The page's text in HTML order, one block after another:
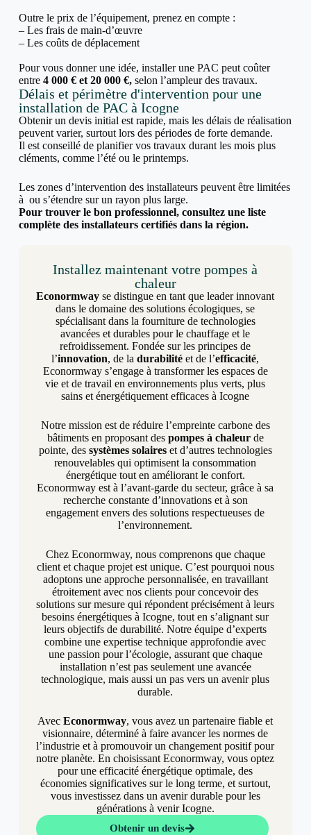
Outre le prix de l’équipement, prenez en compte :
– Les frais de main-d’œuvre
– Les coûts de déplacement
Pour vous donner une idée, installer une PAC peut coûter
entre 4 000 € et 20 000 €,selon l’ampleur des travaux.
Délais et périmètre d'intervention pour une
installation de PAC à Icogne
Obtenir un devis initial est rapide, mais les délais de réalisation
peuvent varier, surtout lors des périodes de forte demande.
Il est conseillé de planifier vos travaux durant les mois plus
cléments, comme l’été ou le printemps.
Les zones d’intervention des installateurs peuvent être limitées
à ou s’étendre sur un rayon plus large.
Pour trouver le bon professionnel, consultez une liste
complète des installateurs certifiés dans la région.
Installez maintenant votre pompes à
chaleur
Econormway se distingue en tant que leader innovant
dans le domaine des solutions écologiques, se
spécialisant dans la fourniture de technologies
avancées et durables pour le chauffage et le
refroidissement. Fondée sur les principes de
l’innovation, de ladurabilité et de l’efficacité,
Econormway s’engage à transformer les espaces de
vie et de travail en environnements plus verts, plus
sains et énergétiquement efficaces à Icogne
Notre mission est de réduire l’empreinte carbone des
bâtiments en proposant des pompes à chaleurde
pointe, des systèmes solaireset d’autres technologies
renouvelables qui optimisent la consommation
énergétique tout en améliorant le confort.
Econormway est à l’avant-garde du secteur, grâce à sa
recherche constante d’innovations et à son
engagement envers des solutions respectueuses de
l’environnement.
Chez Econormway, nous comprenons que chaque
client et chaque projet est unique. C’est pourquoi nous
adoptons une approche personnalisée, en travaillant
étroitement avec nos clients pour concevoir des
solutions sur mesure qui répondent précisément à leurs
besoins énergétiques à Icogne, tout en s’alignant sur
leurs objectifs de durabilité. Notre équipe d’experts
combine une expertise technique approfondie avec
une passion pour l’écologie, assurant que chaque
installation n’est pas seulement une avancée
technologique, mais aussi un pas vers un avenir plus
durable.
AvecEconormway, vous avez un partenaire fiable et
visionnaire, déterminé à faire avancer les normes de
l’industrie et à promouvoir un changement positif pour
notre planète. En choisissant Econormway, vous optez
pour une efficacité énergétique optimale, des
économies significatives sur le long terme, et surtout,
vous investissez dans un avenir durable pour les
générations à venir Icogne.
Obtenir un devis